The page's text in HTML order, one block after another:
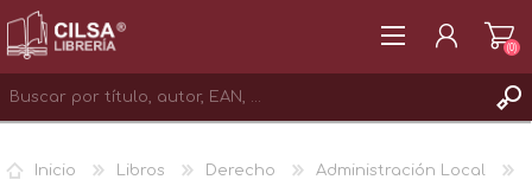
INICIAR SESIÓN
(0)
Inicio Libros Derecho
Administración Local